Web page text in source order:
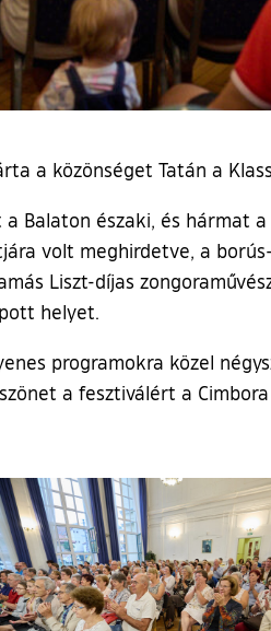
a közönséget Tatán a
Balaton északi, és hármat
volt meghirdetve, a
Liszt-díjas
helyet.
programokra közel
a fesztiválért a